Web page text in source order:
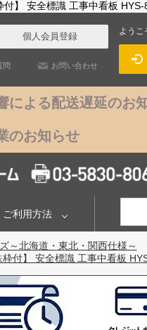
】 安全標識 工事中看板 HYS-
個人会員登録
問 お問い合わせ
ようこ
による配送遅延のお
のお知らせ
ご利用方法
～北海道・東北・関西仕様～
付】 安全標識 工事中看板